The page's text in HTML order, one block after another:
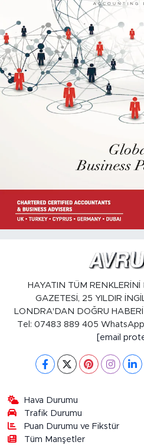
HAYATIN TÜM
GAZETESİ, 25 YILDIR
LONDRA'DAN DOĞRU
Tel: 07483 889 405
[email
Hava Durumu
Trafik Durumu
Puan Durumu ve Fikstür
Tüm Manşetler